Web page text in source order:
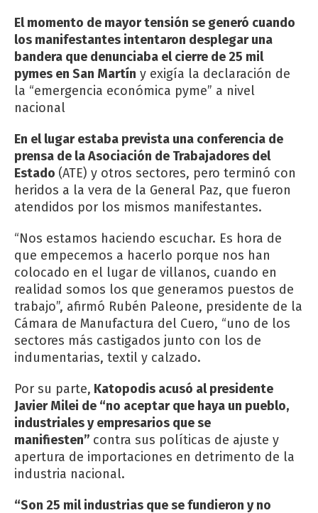
El momento de mayor tensión se generó cuando
los manifestantes intentaron desplegar una
bandera que denunciaba el cierre de 25 mil
pymes en San Martín y exigía la declaración de
la “emergencia económica pyme” a nivel
nacional
En el lugar estaba prevista una conferencia de
prensa de la Asociación de Trabajadores del
Estado (ATE) y otros sectores, pero terminó con
heridos a la vera de la General Paz, que fueron
atendidos por los mismos manifestantes.
“Nos estamos haciendo escuchar. Es hora de
que empecemos a hacerlo porque nos han
colocado en el lugar de villanos, cuando en
realidad somos los que generamos puestos de
trabajo”, afirmó Rubén Paleone, presidente de la
Cámara de Manufactura del Cuero, “uno de los
sectores más castigados junto con los de
indumentarias, textil y calzado.
Por su parte, Katopodis acusó al presidente
Javier Milei de “no aceptar que haya un pueblo,
industriales y empresarios que se
manifiesten” contra sus políticas de ajuste y
apertura de importaciones en detrimento de la
industria nacional.
“Son 25 mil industrias que se fundieron y no